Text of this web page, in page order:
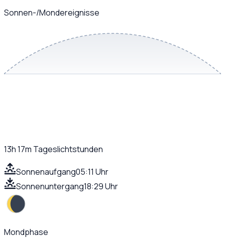
Sonnen-/Mondereignisse
13h 17m Tageslichtstunden
Sonnenaufgang05:11 Uhr
Sonnenuntergang18:29 Uhr
Mondphase